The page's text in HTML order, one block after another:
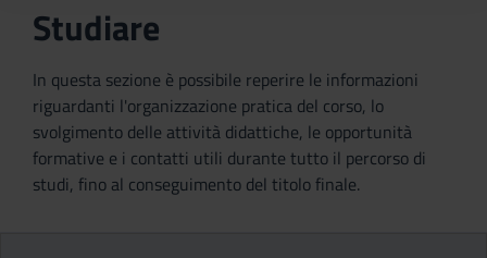
Studiare
In questa sezione è possibile reperire le informazioni
riguardanti l'organizzazione pratica del corso, lo
svolgimento delle attività didattiche, le opportunità
formative e i contatti utili durante tutto il percorso di
studi, fino al conseguimento del titolo finale.